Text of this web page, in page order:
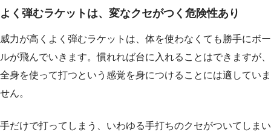
よく弾むラケットは、変なクセがつく危険性あり
威力が高くよく弾むラケットは、体を使わなくても勝手にボー
ルが飛んでいきます。慣れれば台に入れることはできますが、
全身を使って打つという感覚を身につけることには適していま
せん。
手だけで打ってしまう、いわゆる手打ちのクセがついてしまい